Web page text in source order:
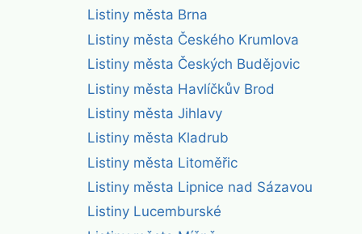
Listiny města Brna
Listiny města Českého Krumlova
Listiny města Českých Budějovic
Listiny města Havlíčkův Brod
Listiny města Jihlavy
Listiny města Kladrub
Listiny města Litoměřic
Listiny města Lipnice nad Sázavou
Listiny Lucemburské